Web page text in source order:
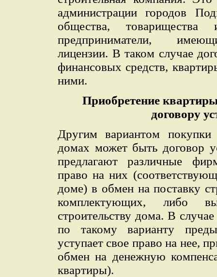
администрации городов
общества,
предприниматели,
лицензии. В таком случае
финансовых средств,
ними.
Приобретение
договору
Другим вариантом
домах может быть договор
предлагают различные
право на них
доме) в обмен на поставку
комплектующих, либо
строительству дома. В
по такому варианту
уступает свое право на нее,
обмен на денежную
квартиры).